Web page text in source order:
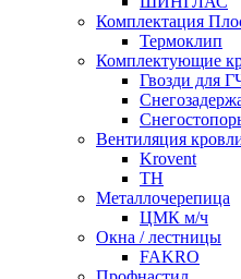
Комплектация
Термоклип
Комплектующие
Гвозди для
Вентиляция
Krovent
ТН
Металлочерепица
ЦМК м/ч
Окна / лестницы
FAKRO